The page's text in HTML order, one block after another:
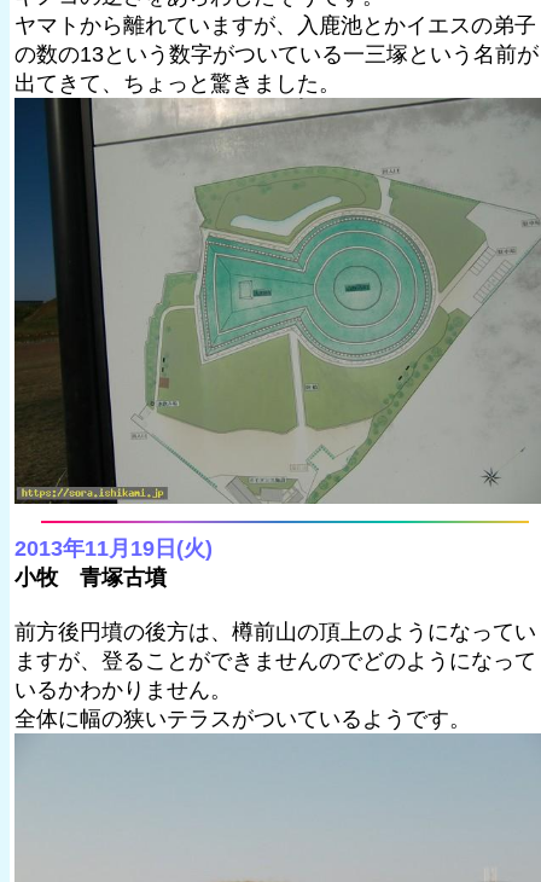
ヤマトから離れていますが、入鹿池とかイエスの弟子
の数の13という数字がついている一三塚という名前が
出てきて、ちょっと驚きました。
2013年11月19日(火)
小牧 青塚古墳
前方後円墳の後方は、樽前山の頂上のようになってい
ますが、登ることができませんのでどのようになって
いるかわかりません。
全体に幅の狭いテラスがついているようです。